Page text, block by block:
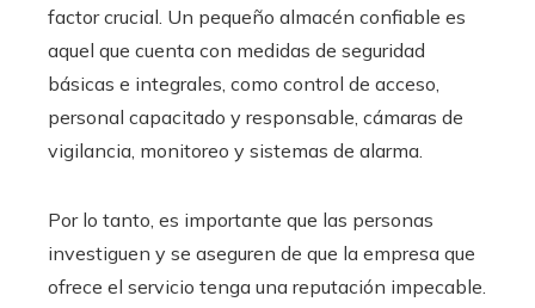
factor crucial. Un pequeño almacén confiable es
aquel que cuenta con medidas de seguridad
básicas e integrales, como control de acceso,
personal capacitado y responsable, cámaras de
vigilancia, monitoreo y sistemas de alarma.
Por lo tanto, es importante que las personas
investiguen y se aseguren de que la empresa que
ofrece el servicio tenga una reputación impecable.